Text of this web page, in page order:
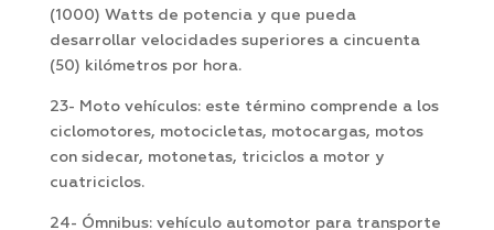
(1000) Watts de potencia y que pueda
desarrollar velocidades superiores a cincuenta
(50) kilómetros por hora.
23- Moto vehículos: este término comprende a los
ciclomotores, motocicletas, motocargas, motos
con sidecar, motonetas, triciclos a motor y
cuatriciclos.
24- Ómnibus: vehículo automotor para transporte